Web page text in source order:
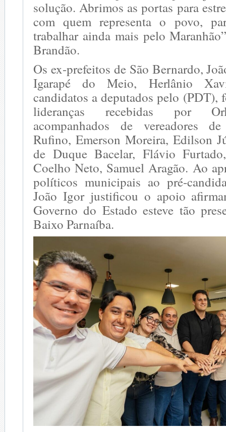
solução. Abrimos as portas para
com quem representa o povo,
trabalhar ainda mais pelo
Brandão.
Os ex-prefeitos de São Bernardo,
Igarapé do Meio, Herlânio
candidatos a deputados pelo (PDT),
lideranças recebidas por
acompanhados de vereadores
Rufino, Emerson Moreira, Edilson
de Duque Bacelar, Flávio
Coelho Neto, Samuel Aragão. Ao
políticos municipais ao pré-
João Igor justificou o apoio
Governo do Estado esteve tão
Baixo Parnaíba.